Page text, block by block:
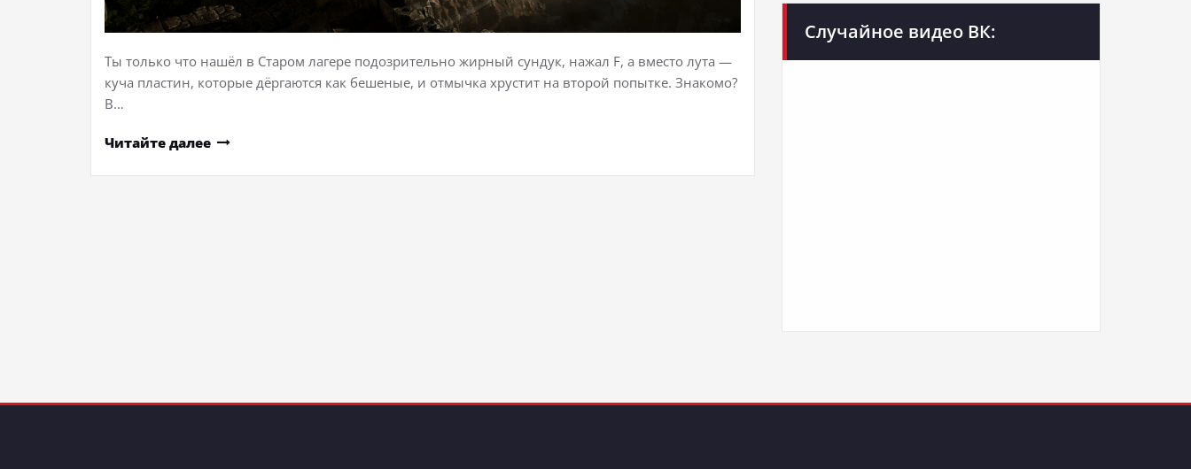
Ты только что нашёл в Старом лагере подозрительно жирный сундук, нажал F, а вместо лута —
куча пластин, которые дёргаются как бешеные, и отмычка хрустит на второй попытке. Знакомо?
В…
Читайте далее
Случайное видео ВК: